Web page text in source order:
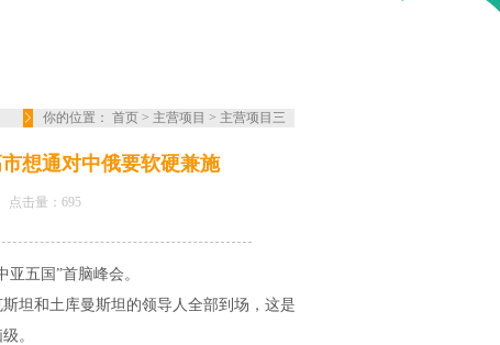
你的位置： 首页 > 主营项目 > 主营项目三
想通对中俄要软硬兼施
击量： 695
五国”首脑峰会。
和土库曼斯坦的领导人全部到场，这是日本
。